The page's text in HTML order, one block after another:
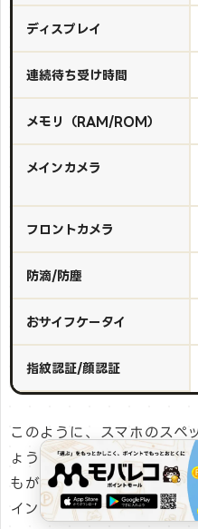
ディスプレイ
連続待ち受け時間
メモリ（RAM/ROM）
メインカメラ
フロントカメラ
防滴/防塵
おサイフケータイ
指紋認証/顔認証
このように、スマホのスペ
ょう。大型化するスマホの
もがもちやすい点がとく
イントです。